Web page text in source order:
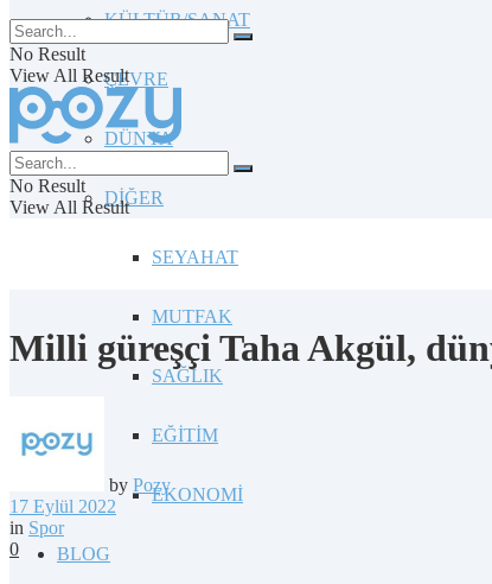
KÜLTÜR/SANAT
ÇEVRE
DÜNYA
DİĞER
SEYAHAT
MUTFAK
SAĞLIK
EĞİTİM
EKONOMİ
BLOG
No Result
View All Result
No Result
View All Result
Milli güreşçi Taha Akgül,
by Pozy
17 Eylül 2022
in Spor
0